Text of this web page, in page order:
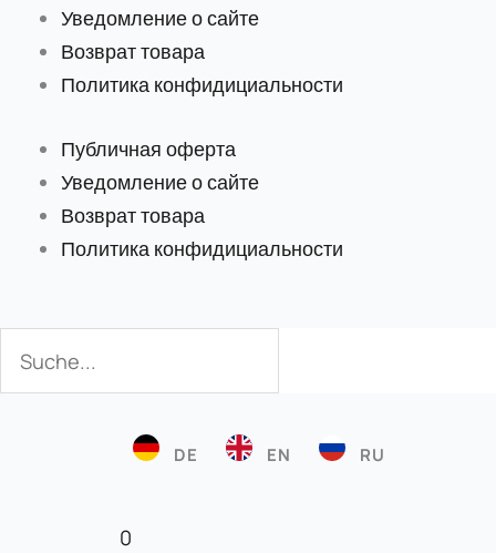
Уведомление о сайте
Возврат товара
Политика конфидициальности
Публичная оферта
Уведомление о сайте
Возврат товара
Политика конфидициальности
DE EN RU
0